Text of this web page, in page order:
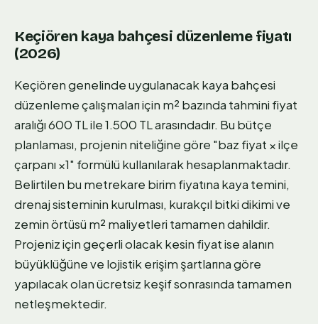
Keçiören kaya bahçesi düzenleme fiyatı
(2026)
Keçiören genelinde uygulanacak kaya bahçesi
düzenleme çalışmaları için m² bazında tahmini fiyat
aralığı 600 TL ile 1.500 TL arasındadır. Bu bütçe
planlaması, projenin niteliğine göre "baz fiyat × ilçe
çarpanı ×1" formülü kullanılarak hesaplanmaktadır.
Belirtilen bu metrekare birim fiyatına kaya temini,
drenaj sisteminin kurulması, kurakçıl bitki dikimi ve
zemin örtüsü m² maliyetleri tamamen dahildir.
Projeniz için geçerli olacak kesin fiyat ise alanın
büyüklüğüne ve lojistik erişim şartlarına göre
yapılacak olan ücretsiz keşif sonrasında tamamen
netleşmektedir.